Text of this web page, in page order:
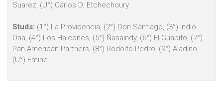
Suarez, (U°) Carlos D. Etchechoury
Studs: (1°) La Providencia, (2°) Don Santiago, (3°) Indio
Ona, (4°) Los Halcones, (5°) Ñasaindy, (6°) El Guapito, (7°)
Pan American Partners, (8°) Rodolfo Pedro, (9°) Aladino,
(U°) Emine